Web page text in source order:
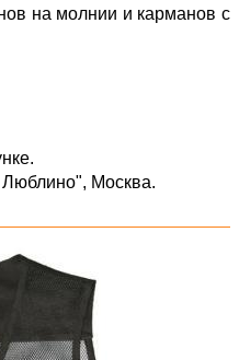
на молнии и карманов с
Москва.